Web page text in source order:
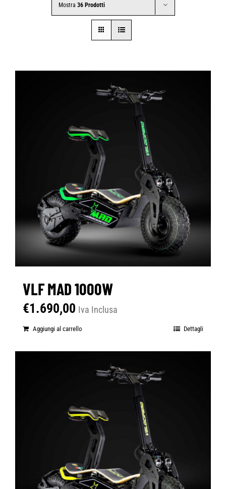
CONTATTI
ACCOUNT
CARRELLO
Mostra 36 Prodotti
VLF MAD 1000W
€1.690,00 Iva Inclusa
Aggiungi al carrello Dettagli